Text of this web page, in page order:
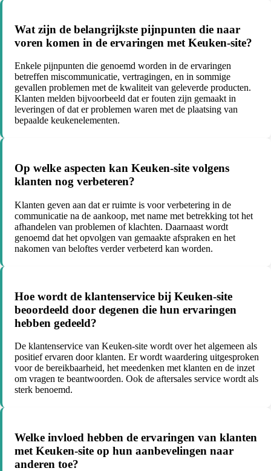
Wat zijn de belangrijkste pijnpunten die naar
voren komen in de ervaringen met Keuken-site?
Enkele pijnpunten die genoemd worden in de ervaringen
betreffen miscommunicatie, vertragingen, en in sommige
gevallen problemen met de kwaliteit van geleverde producten.
Klanten melden bijvoorbeeld dat er fouten zijn gemaakt in
leveringen of dat er problemen waren met de plaatsing van
bepaalde keukenelementen.
Op welke aspecten kan Keuken-site volgens
klanten nog verbeteren?
Klanten geven aan dat er ruimte is voor verbetering in de
communicatie na de aankoop, met name met betrekking tot het
afhandelen van problemen of klachten. Daarnaast wordt
genoemd dat het opvolgen van gemaakte afspraken en het
nakomen van beloftes verder verbeterd kan worden.
Hoe wordt de klantenservice bij Keuken-site
beoordeeld door degenen die hun ervaringen
hebben gedeeld?
De klantenservice van Keuken-site wordt over het algemeen als
positief ervaren door klanten. Er wordt waardering uitgesproken
voor de bereikbaarheid, het meedenken met klanten en de inzet
om vragen te beantwoorden. Ook de aftersales service wordt als
sterk benoemd.
Welke invloed hebben de ervaringen van klanten
met Keuken-site op hun aanbevelingen naar
anderen toe?